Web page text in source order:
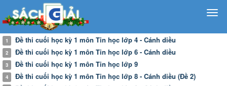
1 Đề thi cuối học kỳ 1 môn Tin học lớp 4 - Cánh diều
2 Đề thi cuối học kỳ 1 môn Tin học lớp 6 - Cánh diều
3 Đề thi cuối học kỳ 1 môn Tin học lớp 9
4 Đề thi cuối học kỳ 1 môn Tin học lớp 8 - Cánh diều (Đề 2)